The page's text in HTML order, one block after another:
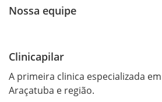
Nossa equipe
Clinicapilar
A primeira clinica especializada
Araçatuba e região.